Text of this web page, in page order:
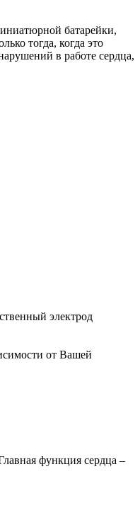
батарейки,
тогда, когда это
в работе сердца,
электрод
от Вашей
функция сердца –